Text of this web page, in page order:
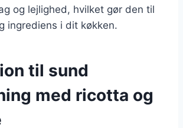
og lejlighed, hvilket gør den til
ingrediens i dit køkken.
til sund
med ricotta og